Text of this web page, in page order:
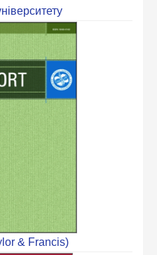
& Francis)